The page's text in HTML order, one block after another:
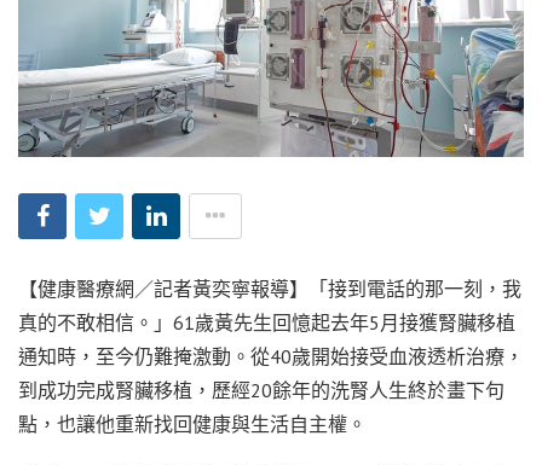
【健康醫療網／記者黃奕寧報導】「接到電話的那一刻，我
真的不敢相信。」61歲黃先生回憶起去年5月接獲腎臟移植
通知時，至今仍難掩激動。從40歲開始接受血液透析治療，
到成功完成腎臟移植，歷經20餘年的洗腎人生終於畫下句
點，也讓他重新找回健康與生活自主權。